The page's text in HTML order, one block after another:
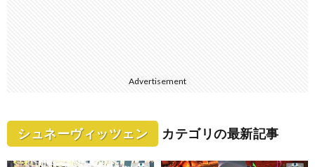
Advertisement
シュネーヴィッツェン カテゴリの最新記事